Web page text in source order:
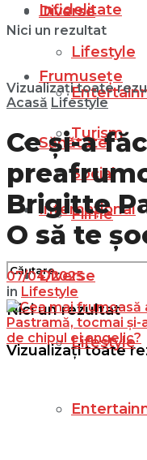
Diverse
Lifestyle
Turism
Social
Filme
Nici un rezultat
Vizualizați toate
Infidelitate
Frumusețe
Sănătate
Internațional
Diverse
Lifestyle
Nici un rezultat
Vizualizați toate
Acasă Lifestyle
Ce și-a
Brigitte
O să te
07/04/2025
in Lifestyle